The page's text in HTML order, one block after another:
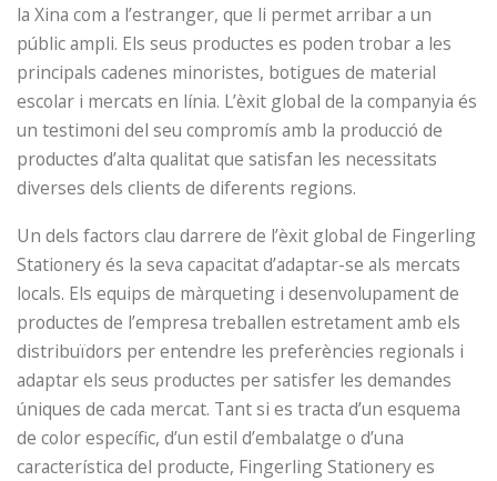
la Xina com a l’estranger, que li permet arribar a un
públic ampli. Els seus productes es poden trobar a les
principals cadenes minoristes, botigues de material
escolar i mercats en línia. L’èxit global de la companyia és
un testimoni del seu compromís amb la producció de
productes d’alta qualitat que satisfan les necessitats
diverses dels clients de diferents regions.
Un dels factors clau darrere de l’èxit global de Fingerling
Stationery és la seva capacitat d’adaptar-se als mercats
locals. Els equips de màrqueting i desenvolupament de
productes de l’empresa treballen estretament amb els
distribuïdors per entendre les preferències regionals i
adaptar els seus productes per satisfer les demandes
úniques de cada mercat. Tant si es tracta d’un esquema
de color específic, d’un estil d’embalatge o d’una
característica del producte, Fingerling Stationery es